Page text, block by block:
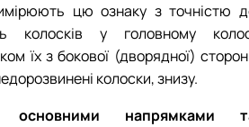
цю ознаку з точністю
колосків у головному
їх з бокової (дворядної)
колоски, знизу.
основними напрямками